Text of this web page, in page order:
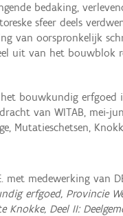
bedaking,
sfeer deels
van oorspronkelijk
uit van het bouwblok
het bouwkundig
van WITAB, mei-
Mutatieschetsen,
met medewerking van
erfgoed, Provincie
Knokke, Deel II: